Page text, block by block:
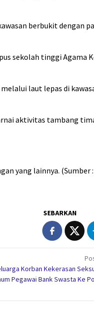
berbukit dengan
sekolah tinggi Agama
laut lepas di
aktivitas tambang
yang lainnya. (Sumber :
SEBARKAN
Korban Kekerasan
Pegawai Bank Swasta Ke